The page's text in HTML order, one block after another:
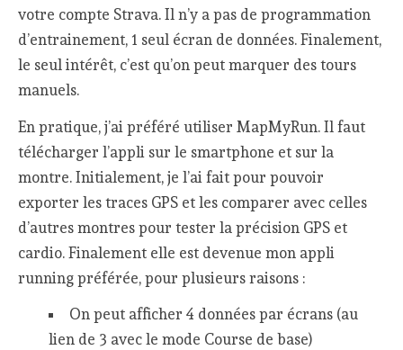
votre compte Strava. Il n’y a pas de programmation
d’entrainement, 1 seul écran de données. Finalement,
le seul intérêt, c’est qu’on peut marquer des tours
manuels.
En pratique, j’ai préféré utiliser MapMyRun. Il faut
télécharger l’appli sur le smartphone et sur la
montre. Initialement, je l’ai fait pour pouvoir
exporter les traces GPS et les comparer avec celles
d’autres montres pour tester la précision GPS et
cardio. Finalement elle est devenue mon appli
running préférée, pour plusieurs raisons :
On peut afficher 4 données par écrans (au
lien de 3 avec le mode Course de base)